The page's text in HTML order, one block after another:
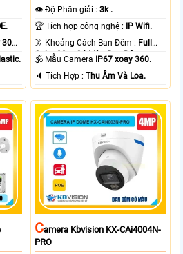
👁 Độ Phân giải :3k .
🏆 Tích hợp công nghệ : IP Wifi.
🌛 Khoảng Cách Ban Đêm : Full
Color 30m Có Màu Ban Ðêm.
🕉️ Mẫu Camera IP67 xoay 360.
️🔈 Tích Hợp :Thu Âm Và Loa.
CAmera Kbvision KX-CAi4004N-
PRO